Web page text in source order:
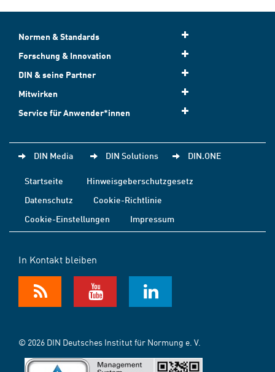
Normen & Standards
Forschung & Innovation
DIN & seine Partner
Mitwirken
Service für Anwender*innen
DIN Media DIN Solutions DIN.ONE
Startseite
Hinweisgeberschutzgesetz
Datenschutz
Cookie-Richtlinie
Cookie-Einstellungen
Impressum
In Kontakt bleiben
© 2026 DIN Deutsches Institut für Normung e. V.